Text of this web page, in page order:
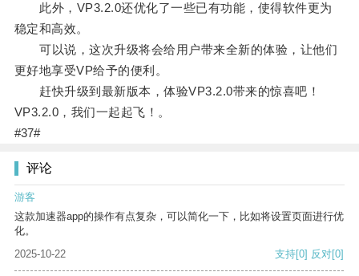
此外，VP3.2.0还优化了一些已有功能，使得软件更为
稳定和高效。
可以说，这次升级将会给用户带来全新的体验，让他们
更好地享受VP给予的便利。
赶快升级到最新版本，体验VP3.2.0带来的惊喜吧！
VP3.2.0，我们一起起飞！。
#37#
评论
游客
这款加速器app的操作有点复杂，可以简化一下，比如将设置页面进行优
化。
2025-10-22
支持[0] 反对[0]